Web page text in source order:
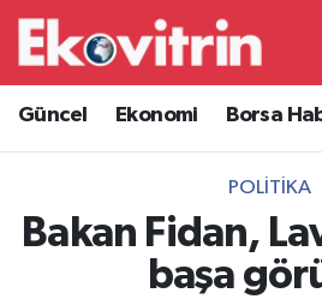
Güncel Ekonomi Borsa
POLITIKA
Bakan Fidan,
başa
Güncel
Ekonomi
Borsa Haberleri
İş Dünyası
Hava Durumu
Trafik Durumu
Süper Lig Puan Durumu ve
Tüm Manşetler